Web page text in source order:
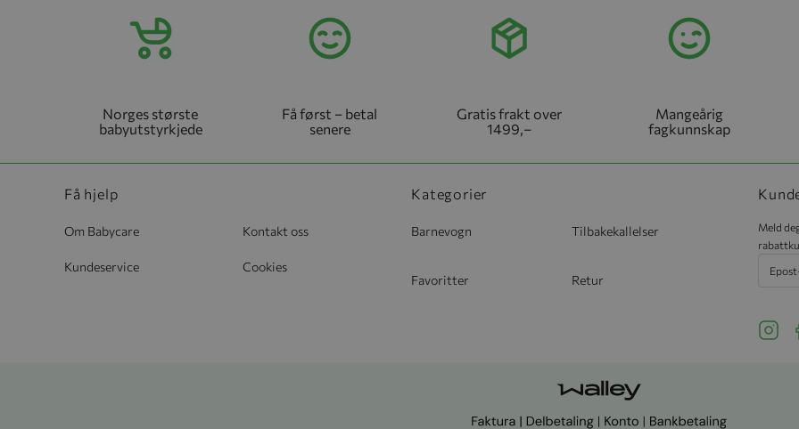
Norges største
babyutstyrkjede
Få først – betal
senere
Gratis frakt over
1499,–
Mangeårig
fagkunnskap
Få hjelp
Om Babycare Kontakt oss
Kundeservice Cookies
Kategorier
Barnevogn Tilbakekallelser
Favoritter Retur
Meld
See